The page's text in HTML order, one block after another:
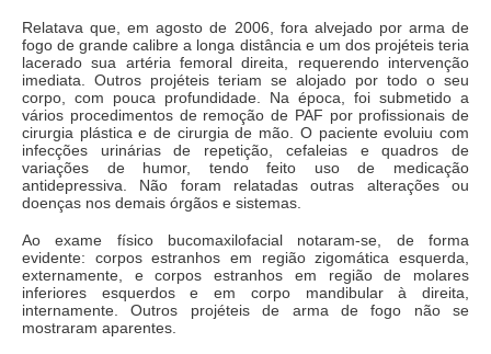
Relatava que, em agosto de 2006, fora alvejado por arma de
fogo de grande calibre a longa distância e um dos projéteis teria
lacerado sua artéria femoral direita, requerendo intervenção
imediata. Outros projéteis teriam se alojado por todo o seu
corpo, com pouca profundidade. Na época, foi submetido a
vários procedimentos de remoção de PAF por profissionais de
cirurgia plástica e de cirurgia de mão. O paciente evoluiu com
infecções urinárias de repetição, cefaleias e quadros de
variações de humor, tendo feito uso de medicação
antidepressiva. Não foram relatadas outras alterações ou
doenças nos demais órgãos e sistemas.
Ao exame físico bucomaxilofacial notaram-se, de forma
evidente: corpos estranhos em região zigomática esquerda,
externamente, e corpos estranhos em região de molares
inferiores esquerdos e em corpo mandibular à direita,
internamente. Outros projéteis de arma de fogo não se
mostraram aparentes.